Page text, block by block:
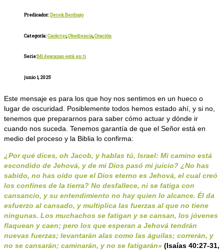
Predicador:Derek Berdugo
Categoría:Carácter,Obediencia,Oración
Serie:Mi descanso está en ti
junio 1, 2025
Este mensaje es para los que hoy nos sentimos en un hueco o
lugar de oscuridad. Posiblemente todos hemos estado ahí, y si no,
tenemos que prepararnos para saber cómo actuar y dónde ir
cuando nos suceda. Tenemos garantía de que el Señor está en
medio del proceso y la Biblia lo confirma:
¿Por qué dices, oh Jacob, y hablas tú, Israel: Mi camino está
escondido de Jehová, y de mi Dios pasó mi juicio? ¿No has
sabido, no has oído que el Dios eterno es Jehová, el cual creó
los confines de la tierra? No desfallece, ni se fatiga con
cansancio, y su entendimiento no hay quien lo alcance. Él da
esfuerzo al cansado, y multiplica las fuerzas al que no tiene
ningunas. Los muchachos se fatigan y se cansan, los jóvenes
flaquean y caen; pero los que esperan a Jehová tendrán
nuevas fuerzas; levantarán alas como las águilas; correrán, y
no se cansarán; caminarán, y no se fatigarán» (Isaías 40:27-31,